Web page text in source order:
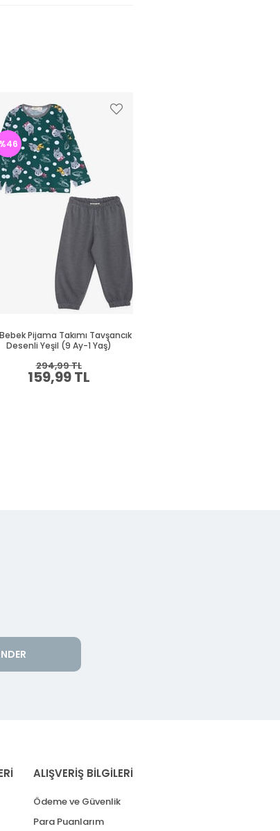
Bebek Pijama Takımı Tavşancık
Desenli Yeşil (9 Ay-1 Yaş)
159,99 TL
294,99 TL
%46
ALIŞVERİŞ BİLGİLERİ
Ödeme ve Güvenlik
Para Puanlarım